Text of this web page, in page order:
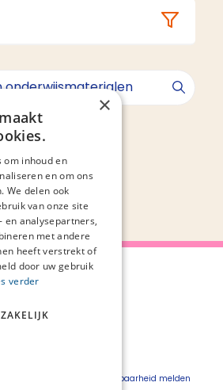
voor ""
Privacyverklaring
Beveiligingskwetsbaarheid melden
×
om inhoud en
en om ons
We delen ook
van onze site
en analysepartners,
met andere
heeft verstrekt of
door uw gebruik
verder